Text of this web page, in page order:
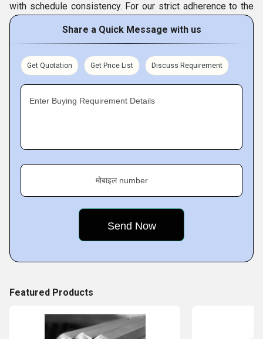
with schedule consistency. For our strict adherence to the
international standards in regulating our production
9001:2008certification. Further, we have all the necessary
facilities in terms of capital and human resources that
helps us to maintain consistency in our products and
services.
We, Nippen Tubes, offered the following products in
various specifications of
Share a Quick Message with us
Get Quotation Get Price List Discuss Requirement
Enter Buying Requirement Details
मोबाइल number
Featured Products